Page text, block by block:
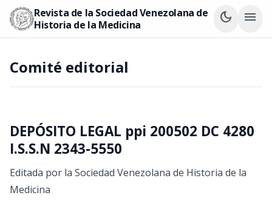
Revista de la Sociedad Venezolana de
Historia de la Medicina
dark_mode menu
Comité editorial
DEPÓSITO LEGAL ppi 200502 DC 4280
I.S.S.N 2343-5550
Editada por la Sociedad Venezolana de Historia de la
Medicina